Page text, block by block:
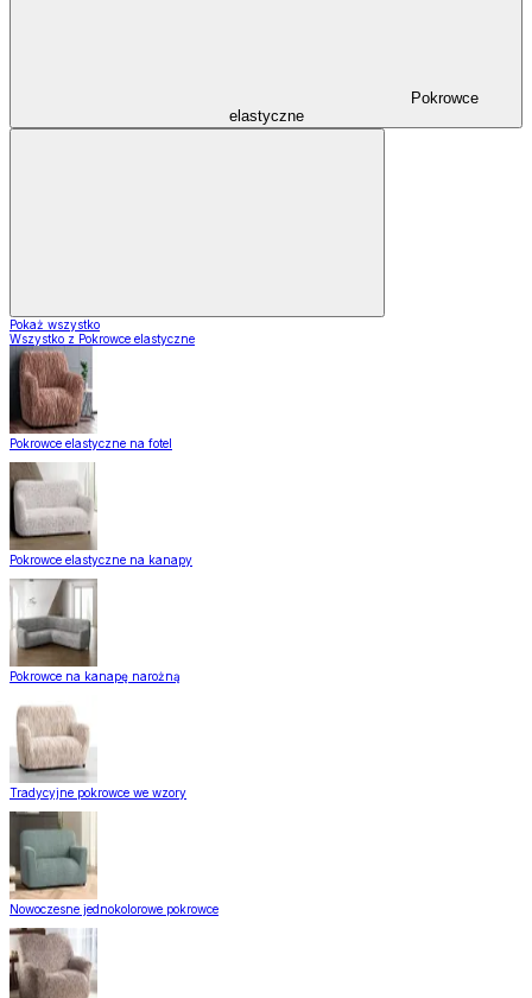
Pokrowce
elastyczne
Pokaż wszystko
Wszystko z Pokrowce elastyczne
Pokrowce elastyczne na fotel
Pokrowce elastyczne na kanapy
Pokrowce na kanapę narożną
Tradycyjne pokrowce we wzory
Nowoczesne jednokolorowe pokrowce